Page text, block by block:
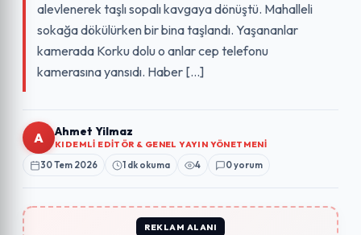
alevlenerek taşlı sopalı kavgaya dönüştü. Mahalleli
sokağa dökülürken bir bina taşlandı. Yaşananlar
kamerada Korku dolu o anlar cep telefonu
kamerasına yansıdı. Haber […]
A Ahmet Yilmaz
KIDEMLI EDITÖR & GENEL YAYIN YÖNETMENI
30 Tem 2026 1 dk okuma 4 0 yorum
REKLAM ALANI